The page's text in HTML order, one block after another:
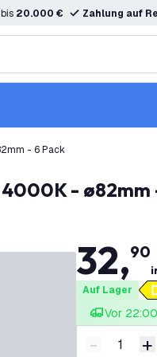
20.000 € Zahlung auf
- 6 Pack
4000K - ø82mm
32,90
Auf Lager
Vor
Menge
- +